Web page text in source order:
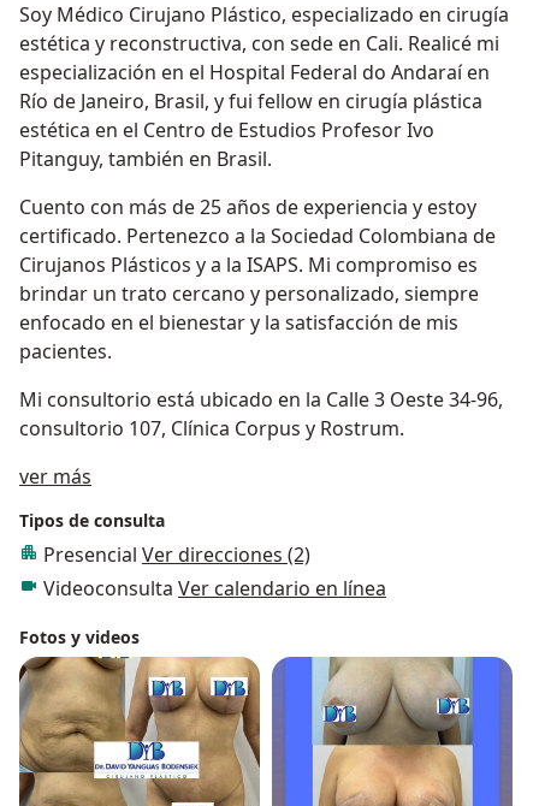
Soy Médico Cirujano Plástico, especializado en cirugía
estética y reconstructiva, con sede en Cali. Realicé mi
especialización en el Hospital Federal do Andaraí en
Río de Janeiro, Brasil, y fui fellow en cirugía plástica
estética en el Centro de Estudios Profesor Ivo
Pitanguy, también en Brasil.
Cuento con más de 25 años de experiencia y estoy
certificado. Pertenezco a la Sociedad Colombiana de
Cirujanos Plásticos y a la ISAPS. Mi compromiso es
brindar un trato cercano y personalizado, siempre
enfocado en el bienestar y la satisfacción de mis
pacientes.
Mi consultorio está ubicado en la Calle 3 Oeste 34-96,
consultorio 107, Clínica Corpus y Rostrum.
ver más
Tipos de consulta
Presencial Ver direcciones (2)
Videoconsulta Ver calendario en línea
Fotos y videos